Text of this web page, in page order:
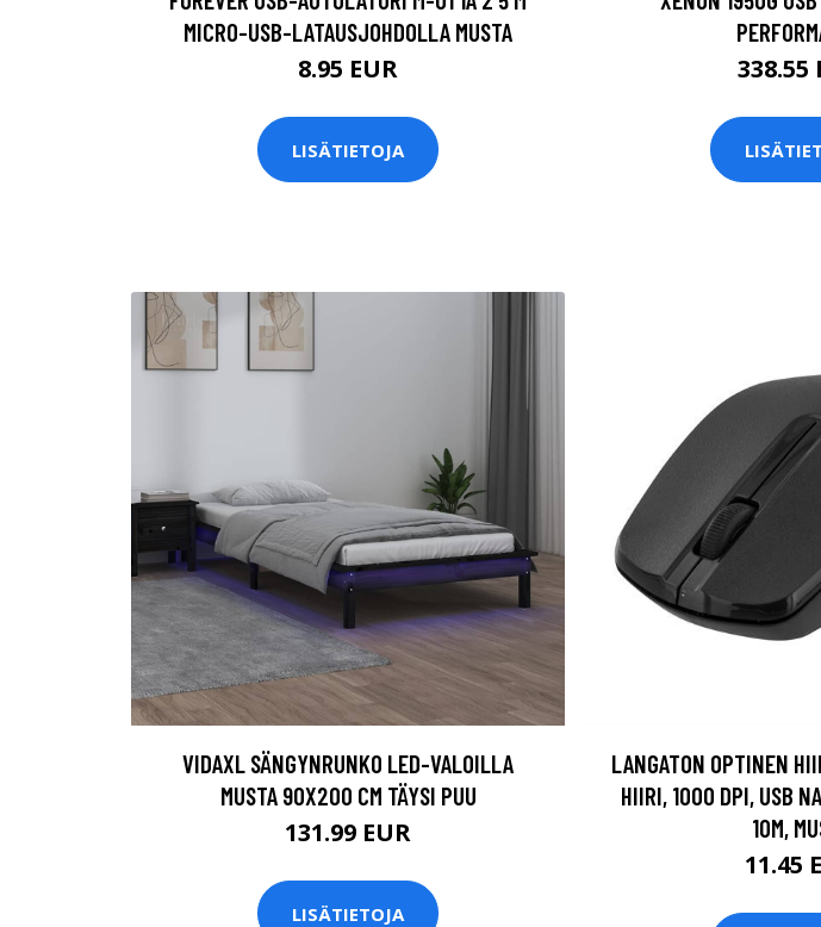
MICRO-USB-LATAUSJOHDOLLA MUSTA
8.95 EUR
LISÄTIETOJA
338.55
VIDAXL SÄNGYNRUNKO LED-VALOILLA
MUSTA 90X200 CM TÄYSI PUU
131.99 EUR
LISÄTIETOJA
LANGATON OPTINEN
HIIRI, 1000 DPI, USB
10M,
11.45